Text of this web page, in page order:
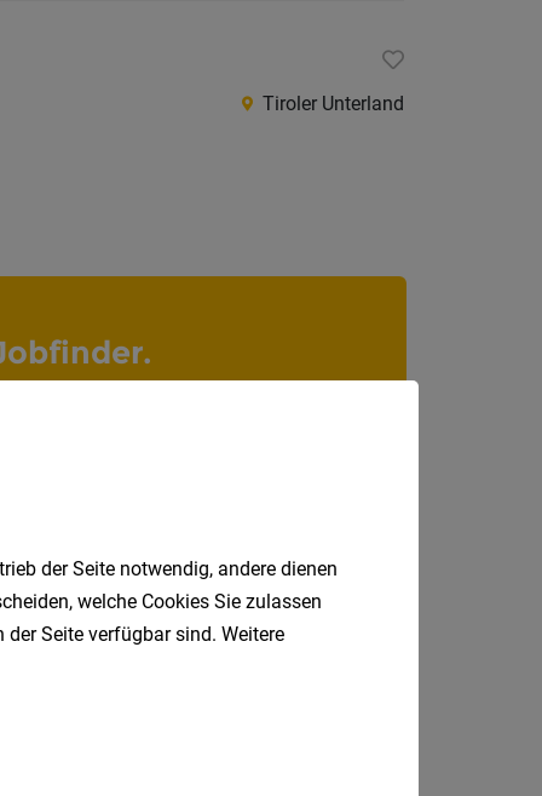
Tiroler Unterland
der Seite notwendig, andere dienen
welche Cookies Sie zulassen
Seite verfügbar sind. Weitere